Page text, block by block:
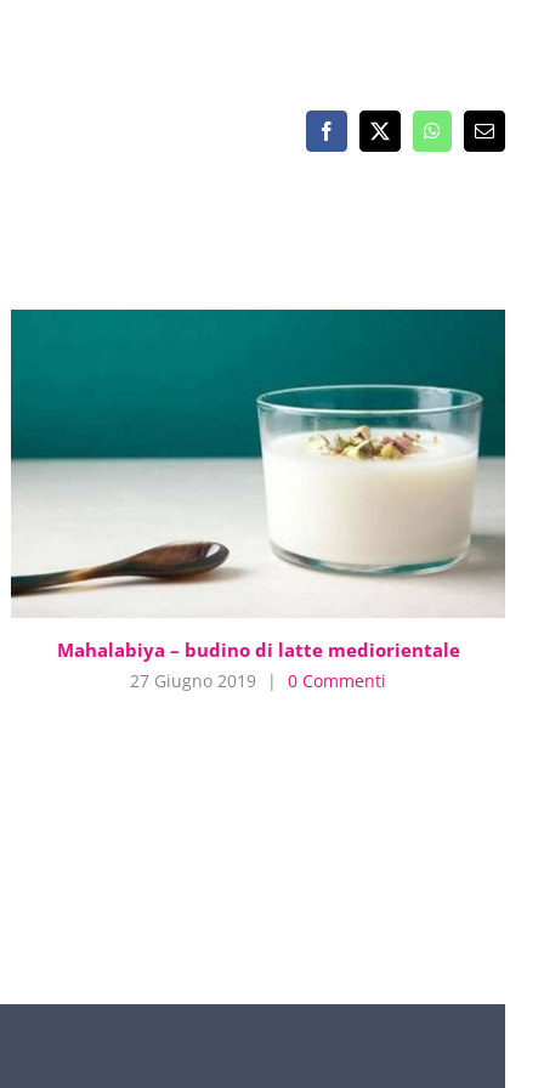
Facebook
X WhatsApp
Email
Mahalabiya – budino di latte mediorientale
27 Giugno 2019 | 0 Commenti